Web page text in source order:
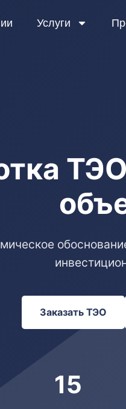
Услуги
Заказать ТЭО
15